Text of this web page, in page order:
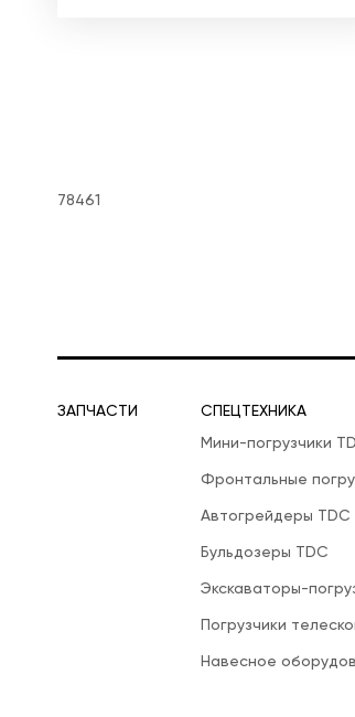
78461
ЗАПЧАСТИ
СПЕЦТЕХНИКА
Мини-погрузчики
Фронтальные
Автогрейдеры TDC
Бульдозеры TDC
Экскаваторы-
Погрузчики
Навесное